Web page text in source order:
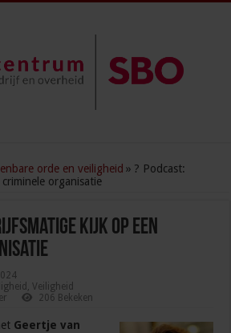
orde en veiligheid » ? Podcast:
organisatie
kijk op een
,Veiligheid
206 Bekeken
Geertje van